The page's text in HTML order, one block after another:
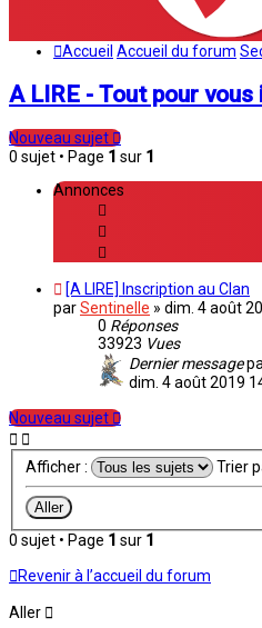
Accueil Accueil du forum
A LIRE - Tout pour
Nouveau sujet
0 sujet • Page 1 sur 1
Annonces
[A LIRE] Inscription au Clan
parSentinelle » dim. 4 août
0 Réponses
33923 Vues
Dernier message
dim. 4 août 2019
Nouveau sujet
Afficher : Trier
0 sujet • Page 1 sur 1
Revenir à l’accueil du forum
Aller